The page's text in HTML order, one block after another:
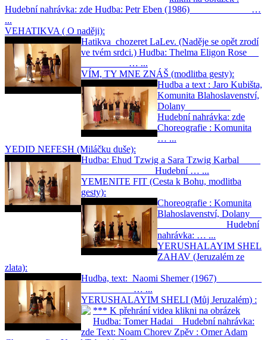
Hudební nahrávka: zde Hudba: Petr Eben (1986) …
...
VEHATIKVA ( O naději):
Hatikva chozeret LaLev. (Naděje se opět zrodí
ve tvém srdci.) Hudba: Thelma Eligon Rose
… ...
VÍM, TY MNE ZNÁŠ (modlitba gesty):
Hudba a text : Jaro Kubišta,
Komunita Blahoslavenství,
Dolany
Hudební nahrávka: zde
Choreografie : Komunita
… ...
YEDID NEFESH (Miláčku duše):
Hudba: Ehud Tzwig a Sara Tzwig Karbal
Hudební … ...
YEMENITE FIT (Cesta k Bohu, modlitba
gesty):
Choreografie : Komunita
Blahoslavenství, Dolany
Hudební
nahrávka: … ...
YERUSHALAYIM SHEL
ZAHAV (Jeruzalém ze
zlata):
Hudba, text: Naomi Shemer (1967)
… ...
YERUSHALAYIM SHELI (Můj Jeruzalém) :
*** K přehrání videa klikni na obrázek
Hudba: Tomer Hadai Hudební nahrávka:
zde Text: Noam Chorev Zpěv : Omer Adam